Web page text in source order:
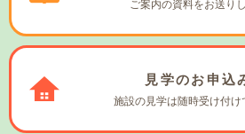
ご案内の資料をお送り
見学のお申込
施設の見学は随時受け付け